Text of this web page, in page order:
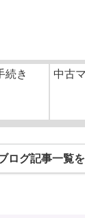
続き
中古
ログ記事一覧